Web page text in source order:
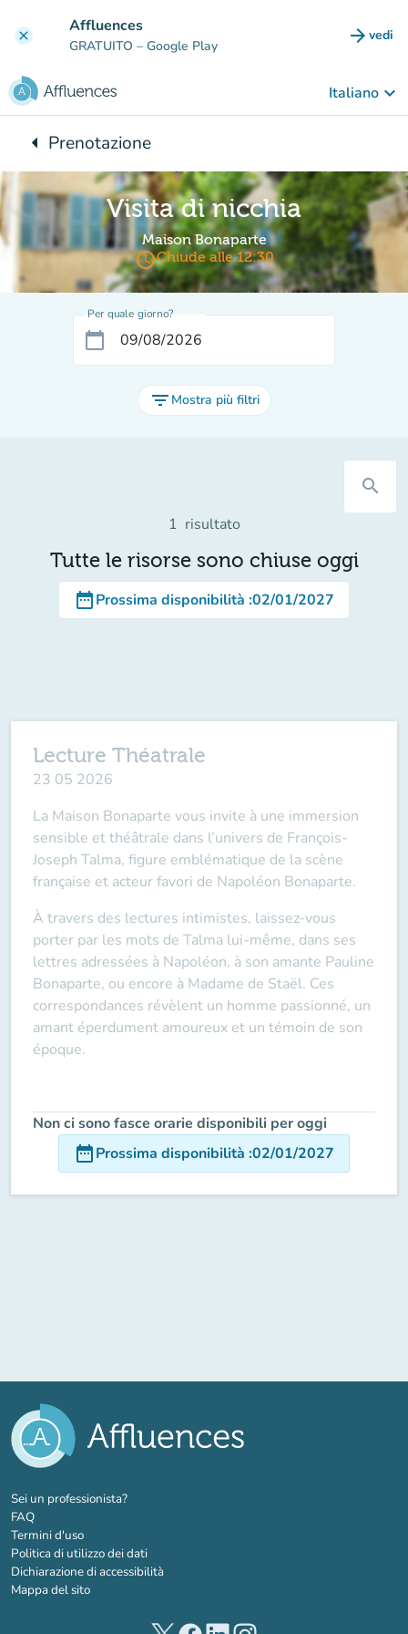
clear Affluences
GRATUITO – Google Play arrow_forward vedi
Italiano keyboard_arrow_down
arrow_leftTorna a:
Prenotazione
Visita di nicchia
Maison Bonaparte
access_timeChiude alle 12:30
Per quale giorno?
calendar_today
filter_list Mostra più filtri
search
1 risultato
Tutte le risorse sono chiuse oggi
date_rangeProssima disponibilità :02/01/2027
Lecture Théatrale
23 05 2026
La Maison Bonaparte vous invite à une immersion
sensible et théâtrale dans l’univers de François-
Joseph Talma, figure emblématique de la scène
française et acteur favori de Napoléon Bonaparte.
À travers des lectures intimistes, laissez-vous
porter par les mots de Talma lui-même, dans ses
lettres adressées à Napoléon, à son amante Pauline
Bonaparte, ou encore à Madame de Staël. Ces
correspondances révèlent un homme passionné, un
amant éperdument amoureux et un témoin de son
époque.
Non ci sono fasce orarie disponibili per oggi
date_rangeProssima disponibilità :02/01/2027
Sei un professionista?(nuova scheda)
FAQ
Termini d'uso
Politica di utilizzo dei dati
Dichiarazione di accessibilità
Mappa del sito
(nuova scheda)
(nuova scheda)
(nuova scheda)